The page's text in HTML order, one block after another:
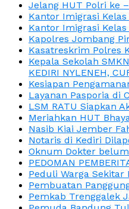
Jelang HUT Polri ke
Kantor Imigrasi
Kantor Imigrasi
Kapolres Jombang
Kasatreskrim Polres
Kepala Sekolah
KEDIRI NYLENEH,
Kesiapan
Layanan Pasporia di
LSM RATU Siapkan
Meriahkan HUT
Nasib Kiai Jember
Notaris di Kediri
Oknum Dokter
PEDOMAN
Peduli Warga Sekitar
Pembuatan
Pemkab Trenggalek